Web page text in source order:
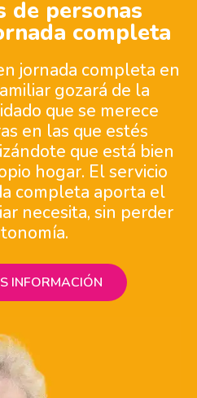
de personas
completa
jornada completa en
gozará de la
que se merece
en las que estés
que está bien
hogar. El servicio
completa aporta el
necesita, sin perder
INFORMACIÓN